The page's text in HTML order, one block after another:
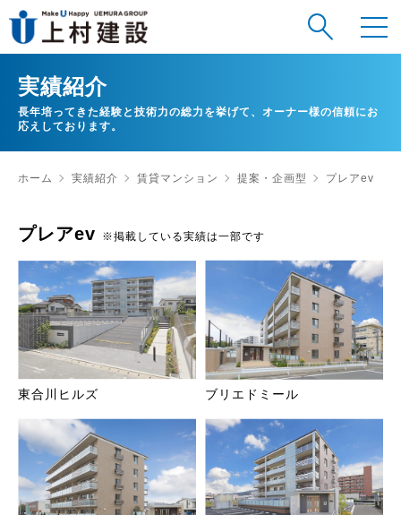
実績紹介
長年培ってきた経験と技術力の総力を挙げて、オーナー様の信頼にお
応えしております。
ホーム 実績紹介 賃貸マンション 提案・企画型 プレアev
プレアev ※掲載している実績は一部です
東合川ヒルズ ブリエドミール